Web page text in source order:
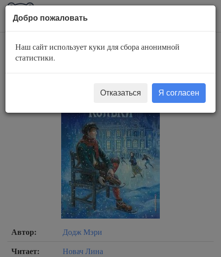
AuBook.org
Серебряные коньки
Автор: Додж Мэри
Читает: Новач Лина
Добро пожаловать
Наш сайт использует куки для сбора анонимной
статистики.
Отказаться Я согласен